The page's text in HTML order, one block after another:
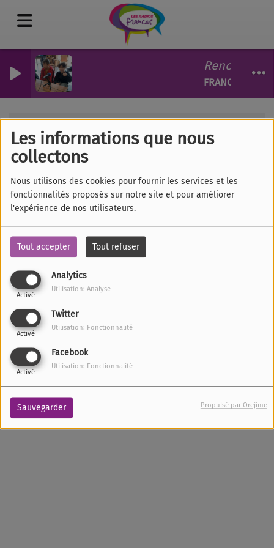
Les informations que nous
collectons
Nous utilisons des cookies pour fournir les services et les
fonctionnalités proposés sur notre site et pour améliorer
l'expérience de nos utilisateurs.
Tout accepter Tout refuser
Analytics
Activé
Utilisation: Analyse
Twitter
Activé
Utilisation: Fonctionnalité
Facebook
Activé
Utilisation: Fonctionnalité
Sauvegarder Propulsé par Orejime
Rencontre
FRANCAS 40
Les émissions La formation a la parole
La formation a la
parole
Tous Lu Ma Me Je Ve
LA FORMATION A LA